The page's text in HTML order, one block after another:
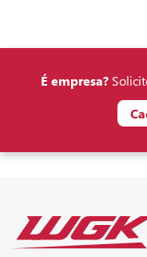
É empresa?